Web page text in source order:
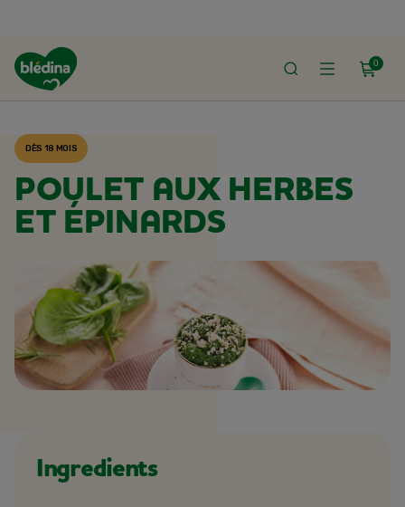
0
ACCUEIL
DÈS 18 MOIS
POULET AUX HERBES
ET ÉPINARDS
Ingredients